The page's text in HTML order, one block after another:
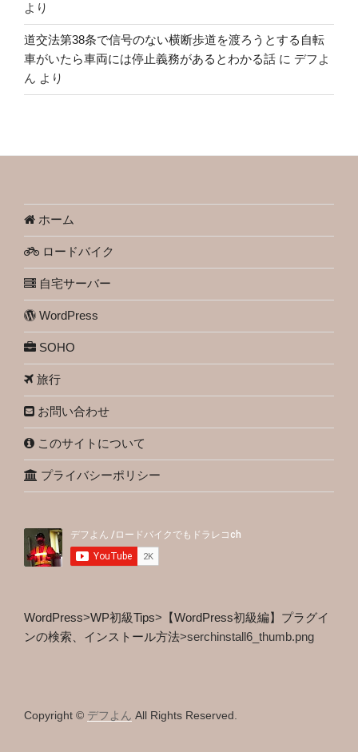
より
道交法第38条で信号のない横断歩道を渡ろうとする自転
車がいたら車両には停止義務があるとわかる話 に デフよ
ん より
ホーム
ロードバイク
自宅サーバー
WordPress
SOHO
旅行
お問い合わせ
このサイトについて
プライバシーポリシー
WordPress>WP初級Tips> 【WordPress初級編】プラグイ
ンの検索、インストール方法>serchinstall6_thumb.png
Copyright © デフよん All Rights Reserved.